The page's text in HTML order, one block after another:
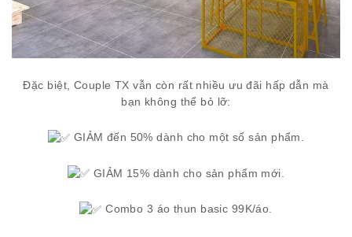
Đặc biệt, Couple TX vẫn còn rất nhiều ưu đãi hấp dẫn mà
bạn không thể bỏ lỡ:
GIẢM đến 50% dành cho một số sản phẩm.
GIẢM 15% dành cho sản phẩm mới.
Combo 3 áo thun basic 99K/áo.